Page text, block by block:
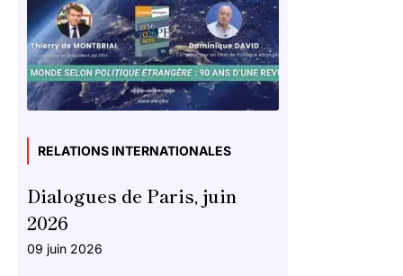
RELATIONS INTERNATIONALES
Dialogues de Paris, juin
2026
09 juin 2026